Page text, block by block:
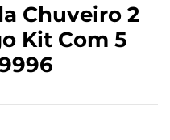
Chuveiro 2
Kit Com 5